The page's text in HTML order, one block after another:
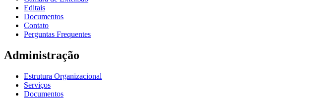
Editais
Documentos
Contato
Perguntas Frequentes
Administração
Estrutura Organizacional
Serviços
Documentos